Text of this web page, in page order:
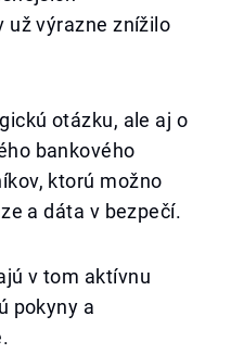
už výrazne znížilo
otázku, ale aj o
bankového
ktorú možno
a dáta v bezpečí.
v tom aktívnu
pokyny a